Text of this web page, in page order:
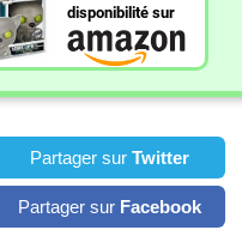
disponibilité sur
Partager sur Twitter
Partager sur Facebook